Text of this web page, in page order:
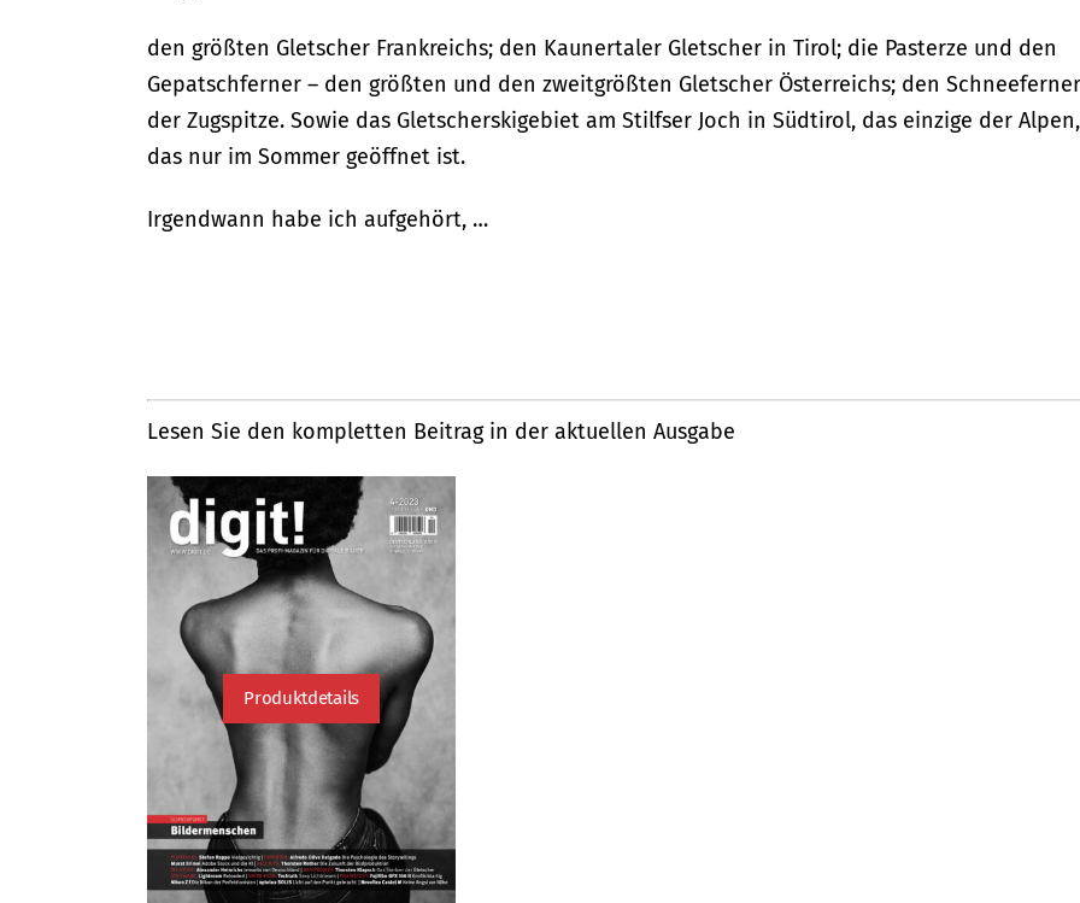
den größten Gletscher Frankreichs; den Kaunertaler Gletscher in Tirol; die Pasterze und den
Gepatschferner – den größten und den zweitgrößten Gletscher Österreichs; den
der Zugspitze. Sowie das Gletscherskigebiet am Stilfser Joch in Südtirol, das einzige der Alpen,
das nur im Sommer geöffnet ist.
Irgendwann habe ich aufgehört, …
Lesen Sie den kompletten Beitrag in der aktuellen Ausgabe
Produktdetails